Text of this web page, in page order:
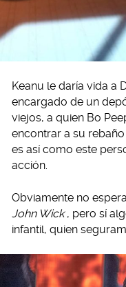
Keanu le daría vida a
encargado de un
viejos, a quien Bo
encontrar a su
es así como este
acción.
Obviamente no
John Wick , pero sí
infantil, quien